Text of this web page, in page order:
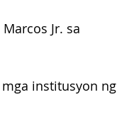
Jr. sa
institusyon ng